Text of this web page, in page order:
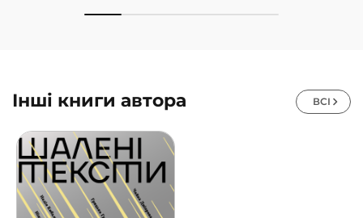
Інші книги автора ВСІ